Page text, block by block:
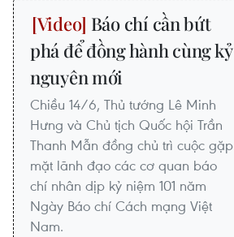
Báo chí cần bứt
phá để đồng hành cùng kỷ
nguyên mới
Chiều 14/6, Thủ tướng Lê Minh
Hưng và Chủ tịch Quốc hội Trần
Thanh Mẫn đồng chủ trì cuộc gặp
mặt lãnh đạo các cơ quan báo
chí nhân dịp kỷ niệm 101 năm
Ngày Báo chí Cách mạng Việt
Nam.